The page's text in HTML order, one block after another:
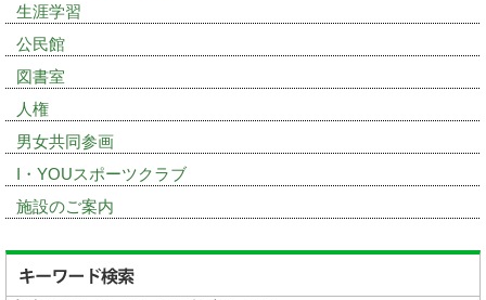
生涯学習
公民館
図書室
人権
男女共同参画
I・YOUスポーツクラブ
施設のご案内